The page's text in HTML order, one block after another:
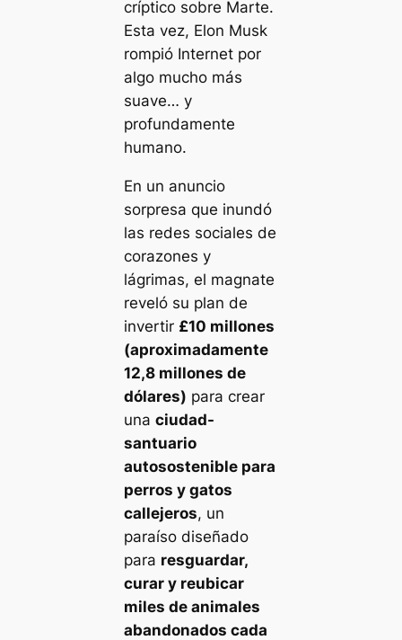
críptico sobre Marte.
Esta vez, Elon Musk
rompió Internet por
algo mucho más
suave… y
profundamente
humano.
En un anuncio
sorpresa que inundó
las redes sociales de
corazones y
lágrimas, el magnate
reveló su plan de
invertir £10 millones
(aproximadamente
12,8 millones de
dólares) para crear
una ciudad-
santuario
autosostenible para
perros y gatos
callejeros, un
paraíso diseñado
para resguardar,
curar y reubicar
miles de animales
abandonados cada